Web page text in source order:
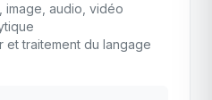
image, audio, vidéo
et traitement du langage